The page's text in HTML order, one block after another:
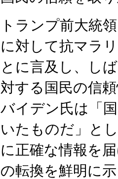
トランプ前大統
に対して抗マラ
とに言及し、し
対する国民の信
バイデン氏は「
いたものだ」と
に正確な情報を
の転換を鮮明に